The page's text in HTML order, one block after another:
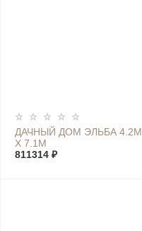
ДАЧНЫЙ ДОМ ЭЛЬБА 4.2М
Х 7.1М
811314 ₽